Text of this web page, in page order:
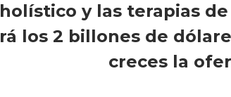
y las terapias
los 2 billones de
creces la